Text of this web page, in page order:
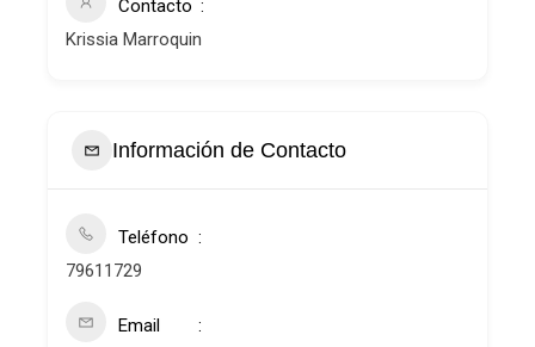
Contacto
Krissia Marroquin
Información de Contacto
Teléfono
79611729
Email